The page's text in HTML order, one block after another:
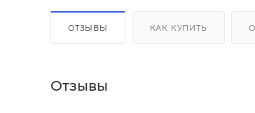
ОТЗЫВЫ КАК КУПИТЬ
Отзывы